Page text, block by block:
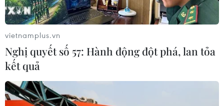
Dắt chó đi dạo không đúng quy
định, bị phạt đến 2 triệu đồng?
08/08/2026 04:16
Thổ Nhĩ Kỳ tăng cường truy quét IS,
bắt giữ hơn 100 nghi phạm
vietnamplus.vn
Nghị quyết số 57: Hành động đột phá, lan tỏa
kết quả